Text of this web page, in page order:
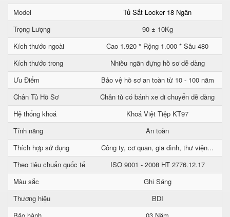
Model
Tủ Sắt Locker 18 Ngăn
Trọng Lượng
90 ± 10Kg
Kích thước ngoài
Cao 1.920 * Rộng 1.000 * Sâu 480
Kích thước trong
Nhiều ngăn đựng hồ sơ dễ dàng
Ưu Điểm
Bảo vệ hồ sơ an toàn từ 10 - 100 năm
Chân Tủ Hồ Sơ
Chân tủ có bánh xe di chuyển dễ dàng
Hệ thống khoá
Khoá Việt Tiệp KT97
Tính năng
An toàn
Thích hợp sử dụng
Công ty, cơ quan, gia đình, thư viện...
Theo tiêu chuẩn quốc tế
ISO 9001 - 2008 HT 2776.12.17
Màu sắc
Ghi Sáng
Thương hiệu
BDI